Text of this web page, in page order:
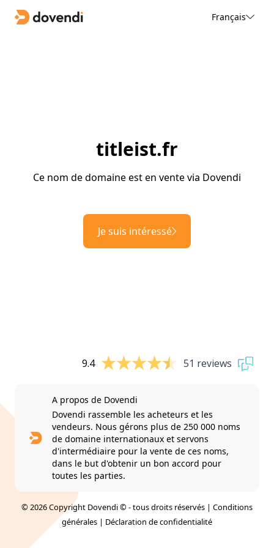
Français
titleist.fr
Ce nom de domaine est en vente via Dovendi
Je suis intéressé
9.4 51 reviews
A propos de Dovendi
Dovendi rassemble les acheteurs et les
vendeurs. Nous gérons plus de 250 000 noms
de domaine internationaux et servons
d'intermédiaire pour la vente de ces noms,
dans le but d'obtenir un bon accord pour
toutes les parties.
© 2026 Copyright Dovendi © - tous droits réservés | Conditions
générales | Déclaration de confidentialité